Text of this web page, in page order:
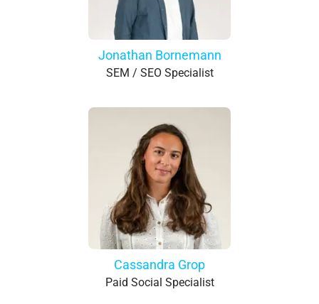
Jonathan Bornemann
SEM / SEO Specialist
Cassandra Grop
Paid Social Specialist